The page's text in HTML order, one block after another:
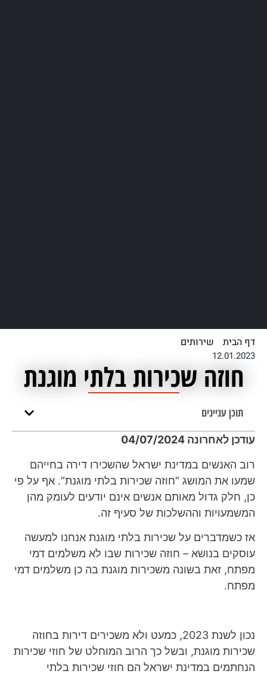
דף הבית שירותים
12.01.2023
חוזה שכירות בלתי מוגנת
תוכן עניינים
עודכן לאחרונה 04/07/2024
רוב האנשים במדינת ישראל שהשכירו דירה בחייהם
שמעו את המושג “חוזה שכירות בלתי מוגנת”. אף על פי
כן, חלק גדול מאותם אנשים אינם יודעים לעומק מהן
המשמעויות וההשלכות של סעיף זה.
אז כשמדברים על שכירות בלתי מוגנת אנחנו למעשה
עוסקים בנושא – חוזה שכירות שבו לא משלמים דמי
מפתח, זאת בשונה משכירות מוגנת בה כן משלמים דמי
מפתח.
נכון לשנת 2023, כמעט ולא משכירים דירות בחוזה
שכירות מוגנת, ובשל כך הרוב המוחלט של חוזי שכירות
הנחתמים במדינת ישראל הם חוזי שכירות בלתי